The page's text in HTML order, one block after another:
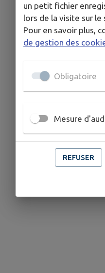
un petit fichier
lors de la visite sur le
Pour en savoir plus,
de gestion des
Obligatoire
Mesure
REFUSER